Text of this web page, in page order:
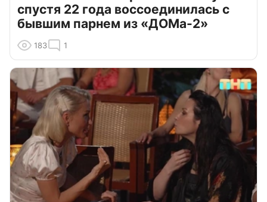
спустя 22 года воссоединилась с
бывшим парнем из «ДОМа-2»
183 1